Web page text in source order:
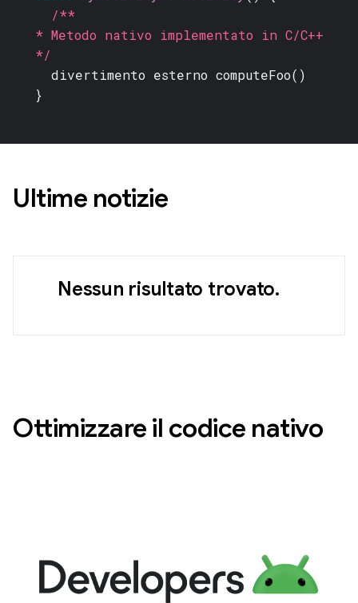
/**
* Metodo nativo implementato in C/C++
*/
divertimento esterno computeFoo()
}
Ultime notizie
Nessun risultato trovato.
Ottimizzare il codice nativo